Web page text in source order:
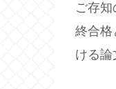
ご存
終合格
ける論